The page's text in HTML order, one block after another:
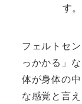
す。
フェルトセ
っかかる」
体が身体の
な感覚と言